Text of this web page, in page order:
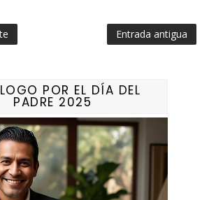
Entrada antigua
POR EL DÍA DEL
PADRE 2025